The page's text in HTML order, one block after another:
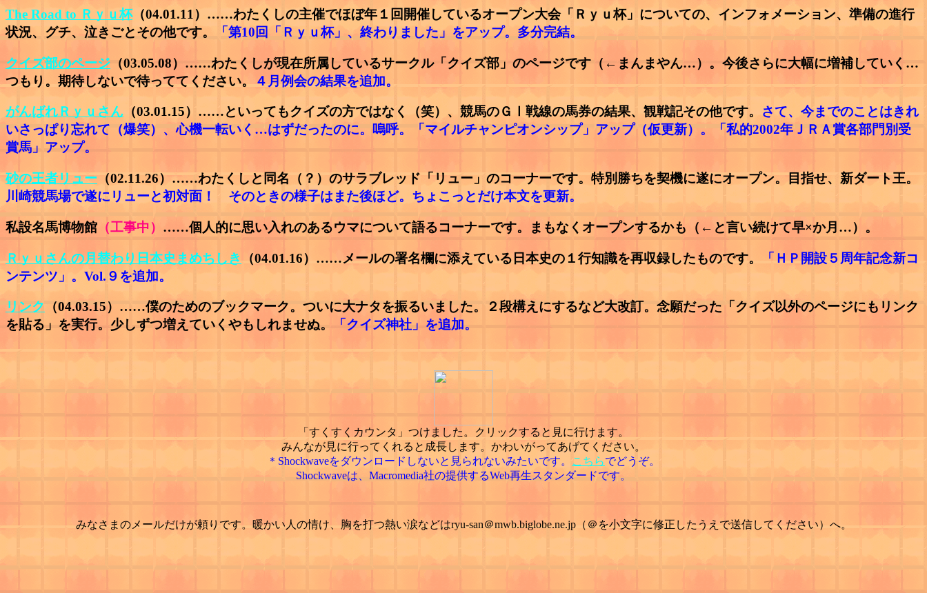
The Road to Ｒｙｕ杯（04.01.11）……わたくしの主催でほぼ年１回開催しているオープン大会「Ｒｙｕ杯」についての、インフォメーション、準備の進行
状況、グチ、泣きごとその他です。
「第10回「Ｒｙｕ杯」、終わりました」をアップ。多分完結。
クイズ部のページ （03.05.08）……わたくしが現在所属しているサークル「クイズ部」のページです（←まんまやん…）。今後さらに大幅に増補していく…
つもり。期待しないで待っててください。４月例会の結果を追加。
がんばれＲｙｕさん （03.01.15）……といってもクイズの方ではなく（笑）、競馬のＧⅠ戦線の馬券の結果、観戦記その他です。 さて、今までのことはきれ
いさっぱり忘れて（爆笑）、心機一転いく…はずだったのに。嗚呼。「マイルチャンピオンシップ」アップ（仮更新）。「私的2002年ＪＲＡ賞各部門別受
賞馬」アップ。
砂の王者リュー （02.11.26）……わたくしと同名（？）のサラブレッド「リュー」のコーナーです。特別勝ちを契機に遂にオープン。目指せ、新ダート王。
川崎競馬場で遂にリューと初対面！ そのときの様子はまた後ほど。ちょこっとだけ本文を更新。
私設名馬博物館 （工事中） ……個人的に思い入れのあるウマについて語るコーナーです。まもなくオープンするかも（←と言い続けて早×か月…）。
Ｒｙｕさんの月替わり日本史まめちしき（04.01.16）……メールの署名欄に添えている日本史の１行知識を再収録したものです。
「ＨＰ開設５周年記念新コ
ンテンツ」。Vol.９を追加。
リンク （04.03.15）……僕のためのブックマーク。ついに大ナタを振るいました。２段構えにするなど大改訂。念願だった「クイズ以外のページにもリンク
を貼る」を実行。少しずつ増えていくやもしれませぬ。
「クイズ神社」を追加。
「すくすくカウンタ」つけました。クリックすると見に行けます。
みんなが見に行ってくれると成長します。かわいがってあげてください。
＊Shockwaveをダウンロードしないと見られないみたいです。
こちらでどうぞ。
Shockwaveは、Macromedia社の提供するWeb再生スタンダードです。
みなさまのメールだけが頼りです。暖かい人の情け、胸を打つ熱い涙などはryu-san＠mwb.biglobe.ne.jp（＠を小文字に修正したうえで送信してください）へ。